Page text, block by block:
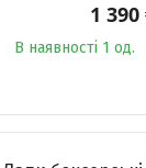
1
В наявності 1 од.